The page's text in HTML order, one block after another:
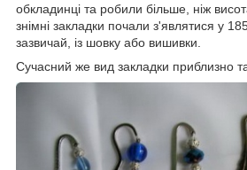
обкладинці та робили більше, ніж
знімні закладки почали з'являтися у
зазвичай, із шовку або вишивки.
Сучасний же вид закладки приблизно